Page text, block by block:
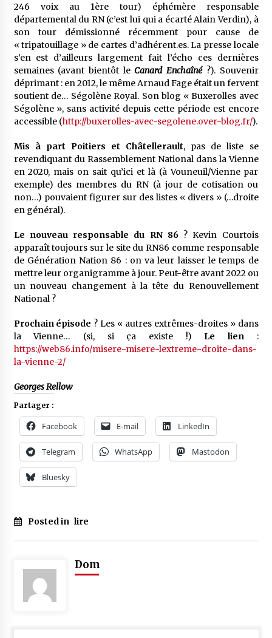
246 voix au 1ère tour) éphémère responsable
départemental du RN (c’est lui qui a écarté Alain Verdin), à
son tour démissionné récemment pour cause de
« tripatouillage » de cartes d’adhérent.es. La presse locale
s’en est d’ailleurs largement fait l’écho ces dernières
semaines (avant bientôt leCanard Enchaîné?). Souvenir
déprimant : en 2012, le même Arnaud Fage était un fervent
soutient de… Ségolène Royal. Son blog « Buxerolles avec
Ségolène », sans activité depuis cette période est encore
accessible (http://buxerolles-avec-segolene.over-blog.fr/).
Mis à part Poitiers et Châtellerault, pas de liste se
revendiquant du Rassemblement National dans la Vienne
en 2020, mais on sait qu’ici et là (à Vouneuil/Vienne par
exemple) des membres du RN (à jour de cotisation ou
non…) pouvaient figurer sur des listes « divers » (…droite
en général).
Le nouveau responsable du RN 86? Kevin Courtois
apparaît toujours sur le site du RN86 comme responsable
de Génération Nation 86 : on va leur laisser le temps de
mettre leur organigramme à jour. Peut-être avant 2022 ou
un nouveau changement à la tête du Renouvellement
National ?
Prochain épisode ? Les « autres extrêmes-droites » dans
la Vienne… (si, si ça existe !) Le lien :
https://web86.info/misere-misere-lextreme-droite-dans-
la-vienne-2/
Georges Rellow
Partager :
Facebook E-mail LinkedIn
Telegram WhatsApp Mastodon
Bluesky
Posted in lire
Dom